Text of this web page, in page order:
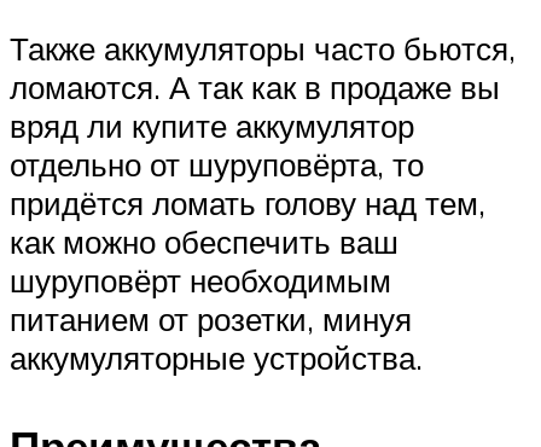
Также аккумуляторы часто бьются,
ломаются. А так как в продаже вы
вряд ли купите аккумулятор
отдельно от шуруповёрта, то
придётся ломать голову над тем,
как можно обеспечить ваш
шуруповёрт необходимым
питанием от розетки, минуя
аккумуляторные устройства.